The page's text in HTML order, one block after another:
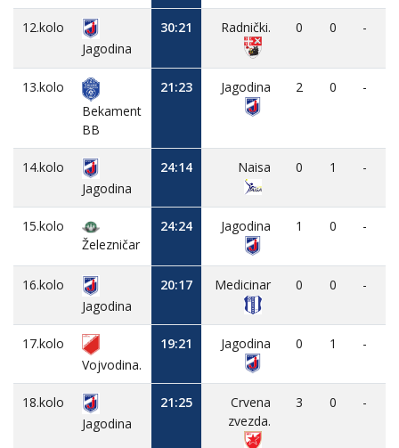
12.kolo
Jagodina
30:21 Radnički. 0 0 -
13.kolo
Bekament
BB
21:23 Jagodina 2 0 -
14.kolo
Jagodina
24:14 Naisa 0 1 -
15.kolo
Železničar
24:24 Jagodina 1 0 -
16.kolo
Jagodina
20:17 Medicinar 0 0 -
17.kolo
Vojvodina.
19:21 Jagodina 0 1 -
18.kolo
Jagodina
21:25
Crvena
zvezda.
3 0 -